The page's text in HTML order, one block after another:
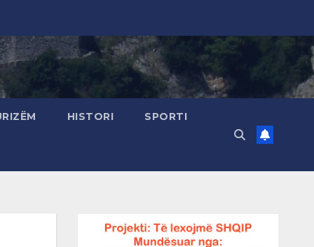
HISTORI SPORTI